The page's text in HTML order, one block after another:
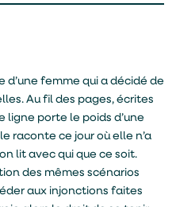
femme qui a décidé de
Au fil des pages, écrites
ligne porte le poids d’une
raconte ce jour où elle n’a
lit avec qui que ce soit.
des mêmes scénarios
aux injonctions faites